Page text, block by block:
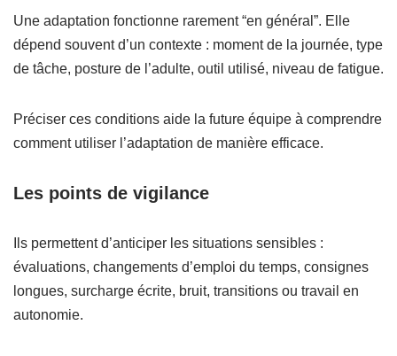
Une adaptation fonctionne rarement “en général”. Elle
dépend souvent d’un contexte : moment de la journée, type
de tâche, posture de l’adulte, outil utilisé, niveau de fatigue.
Préciser ces conditions aide la future équipe à comprendre
comment utiliser l’adaptation de manière efficace.
Les points de vigilance
Ils permettent d’anticiper les situations sensibles :
évaluations, changements d’emploi du temps, consignes
longues, surcharge écrite, bruit, transitions ou travail en
autonomie.